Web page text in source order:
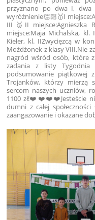
przyznano po dwa I,
wyróżnienie👏🏻🥇I miejsce:
III 🥈II miejsce:Agnieszka
miejsce:Maja Michalska, kl.
Kieler, kl. IIZwycięzcą w
Możdżonek z klasy VIII.Nie
nagród wśród osób, które z
zadania z listy Tygodnia
podsumowanie piątkowej
Trojanków, którzy mierzą
sercom naszych uczniów,
1100 zł!❤️❤️❤️❤️Jesteście
dumni z całej
zaangażowanie i okazane